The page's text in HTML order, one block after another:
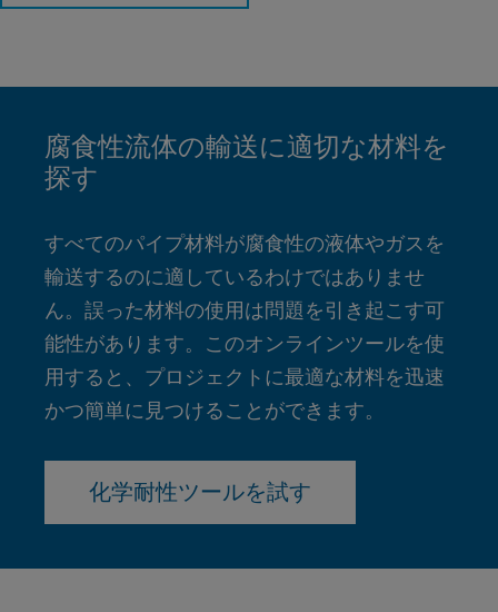
腐食性流体の輸送に適切な材料を
探す
すべてのパイプ材料が腐食性の液体やガスを
輸送するのに適しているわけではありませ
ん。誤った材料の使用は問題を引き起こす可
能性があります。このオンラインツールを使
用すると、プロジェクトに最適な材料を迅速
かつ簡単に見つけることができます。
化学耐性ツールを試す